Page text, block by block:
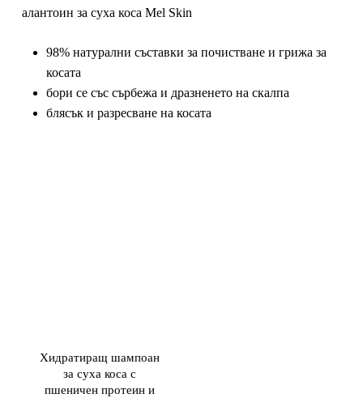
алантоин за суха коса Mel Skin
98% натурални съставки за почистване и грижа за
косата
бори се със сърбежа и дразненето на скалпа
блясък и разресване на косата
Хидратиращ шампоан
за суха коса с
пшеничен протеин и